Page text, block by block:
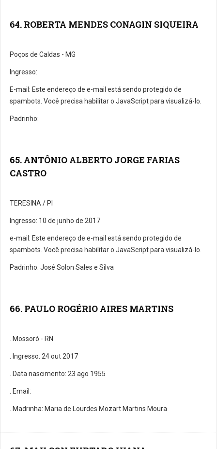
64. ROBERTA MENDES CONAGIN SIQUEIRA
Poços de Caldas - MG
Ingresso:
E-mail: Este endereço de e-mail está sendo protegido de
spambots. Você precisa habilitar o JavaScript para visualizá-lo.
Padrinho:
65. ANTÔNIO ALBERTO JORGE FARIAS
CASTRO
TERESINA / PI
Ingresso: 10 de junho de 2017
e-mail: Este endereço de e-mail está sendo protegido de
spambots. Você precisa habilitar o JavaScript para visualizá-lo.
Padrinho: José Solon Sales e Silva
66. PAULO ROGÉRIO AIRES MARTINS
. Mossoró - RN
. Ingresso: 24 out 2017
. Data nascimento: 23 ago 1955
. E­mail:
. Madrinha: Maria de Lourdes Mozart Martins Moura